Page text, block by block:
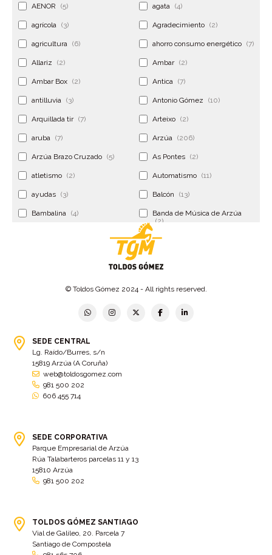
AENOR (5) agata (4)
agrícola (3) Agradecimiento (2)
agricultura (6) ahorro consumo energético (7)
Allariz (2) Ambar (2)
Ambar Box (2) Antica (7)
antilluvia (3) Antonio Gómez (10)
Arquillada tir (7) Arteixo (2)
aruba (7) Arzúa (206)
Arzúa Brazo Cruzado (5) As Pontes (2)
atletismo (2) Automatismo (11)
ayudas (3) Balcón (13)
Bambalina (4)
Banda de Música de Arzúa
(2)
Banderolas
Betanzos
bolsa cac (3)
bolsa ct (3)
Bolsas de elevación
Cafe-bar Nova Xeira (2)
cambio (5)
camión (17)
camion botellero
© Toldos Gómez 2024 - All rights reserved.
SEDE CENTRAL
Lg. Raído/Burres, s/n
15819 Arzúa (A Coruña)
web@toldosgomez.com
981 500 202
606 455 714
SEDE CORPORATIVA
Parque Empresarial de Arzúa
Rúa Talabarteros parcelas 11 y 13
15810 Arzúa
981 500 202
TOLDOS GÓMEZ SANTIAGO
Vial de Galileo, 20. Parcela 7
Santiago de Compostela